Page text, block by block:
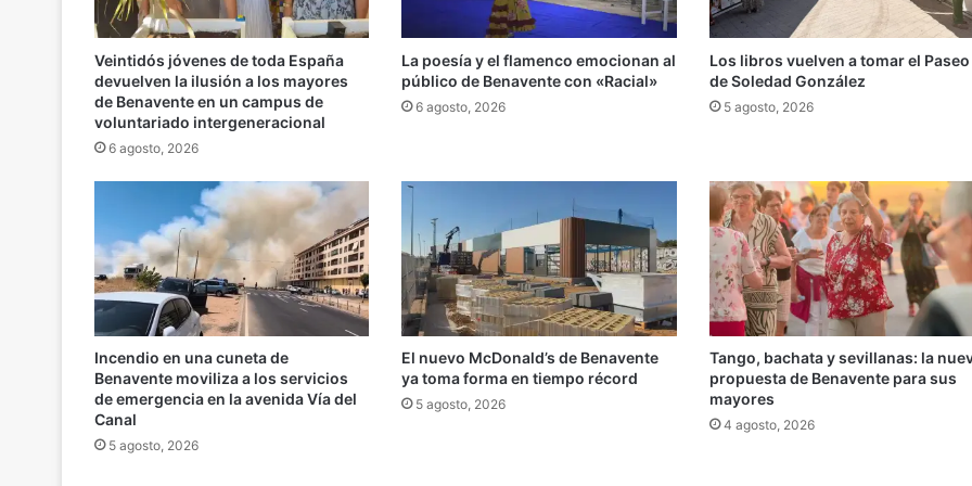
Veintidós jóvenes de toda España
devuelven la ilusión a los mayores
de Benavente en un campus de
voluntariado intergeneracional
6 agosto, 2026
La poesía y el flamenco emocionan al
público de Benavente con «Racial»
6 agosto, 2026
Los libros vuelven a tomar el Paseo
de Soledad González
5 agosto, 2026
Incendio en una cuneta de
Benavente moviliza a los servicios
de emergencia en la avenida Vía del
Canal
5 agosto, 2026
El nuevo McDonald’s de Benavente
ya toma forma en tiempo récord
5 agosto, 2026
Tango, bachata y sevillanas: la
propuesta de Benavente para sus
mayores
4 agosto, 2026